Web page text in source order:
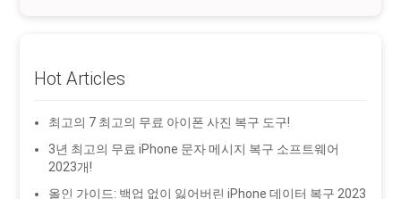
Hot Articles
최고의 7 최고의 무료 아이폰 사진 복구 도구!
3년 최고의 무료 iPhone 문자 메시지 복구 소프트웨어
2023개!
올인 가이드: 백업 없이 잃어버린 iPhone 데이터 복구 2023